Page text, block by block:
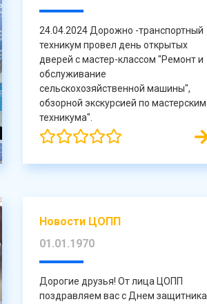
24.04.2024 Дорожно -транспортный
техникум провел день открытых
дверей с мастер-классом "Ремонт и
обслуживание
сельскохозяйственной машины",
обзорной экскурсией по мастерским
техникума".
Новости ЦОПП
01.01.1970
Дорогие друзья! От лица ЦОПП
поздравляем вас с Днем защитника